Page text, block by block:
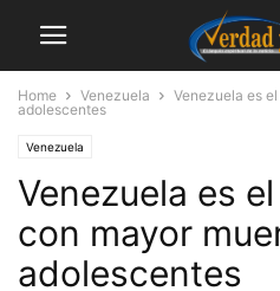
Home Venezuela
Venezuela es
adolescentes
Venezuela
Venezuela es
con mayor
adolescentes